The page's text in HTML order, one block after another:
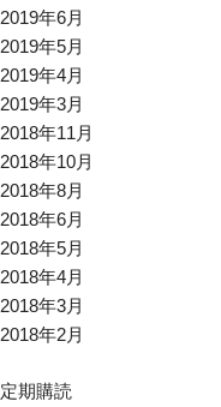
2019年6月
2019年5月
2019年4月
2019年3月
2018年11月
2018年10月
2018年8月
2018年6月
2018年5月
2018年4月
2018年3月
2018年2月
定期購読